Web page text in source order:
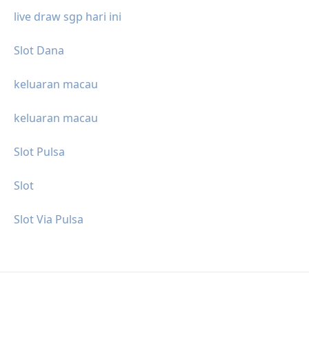
live draw sgp hari ini
Slot Dana
keluaran macau
keluaran macau
Slot Pulsa
Slot
Slot Via Pulsa